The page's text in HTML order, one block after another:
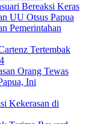
Bereaksi Keras
UU Otsus Papua
Pemerintahan
Tertembak
Orang Tewas
Ini
Kekerasan di